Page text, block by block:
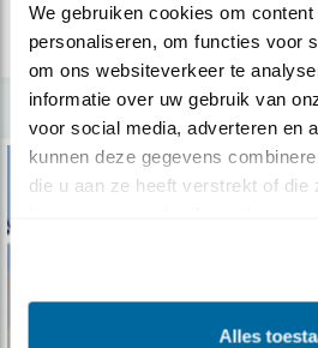
We gebruiken cookies om
personaliseren, om functies voor
om ons websiteverkeer te
informatie over uw gebruik van
voor social media, adverteren en
kunnen deze gegevens
die u aan ze heeft verstrekt of die
Alles
lees meer